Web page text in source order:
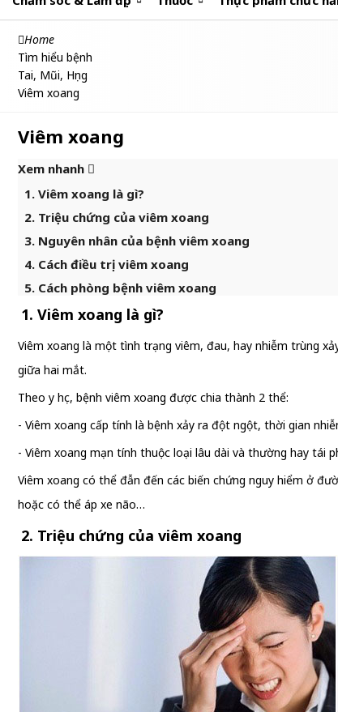
Home
Tìm hiểu bệnh
Tai, Mũi, Họng
Viêm xoang
Viêm xoang
Xem nhanh
1. Viêm xoang là gì?
2. Triệu chứng của viêm xoang
3. Nguyên nhân của bệnh viêm xoang
4. Cách điều trị viêm xoang
5. Cách phòng bệnh viêm xoang
1. Viêm xoang là gì?
Viêm xoang là một tình trạng viêm, đau, hay nhiễm trùng
giữa hai mắt.
Theo y học, bệnh viêm xoang được chia thành 2 thể:
- Viêm xoang cấp tính là bệnh xảy ra đột ngột, thời gian
- Viêm xoang mạn tính thuộc loại lâu dài và thường hay tái
Viêm xoang có thể đẫn đến các biến chứng nguy hiểm ở
hoặc có thể áp xe não…
2. Triệu chứng của viêm xoang